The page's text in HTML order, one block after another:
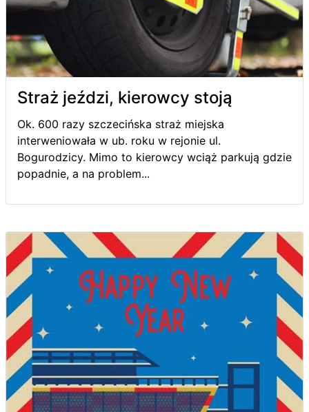
Straż jeździ, kierowcy stoją
Ok. 600 razy szczecińska straż miejska
interweniowała w ub. roku w rejonie ul.
Bogurodzicy. Mimo to kierowcy wciąż parkują gdzie
popadnie, a na problem...